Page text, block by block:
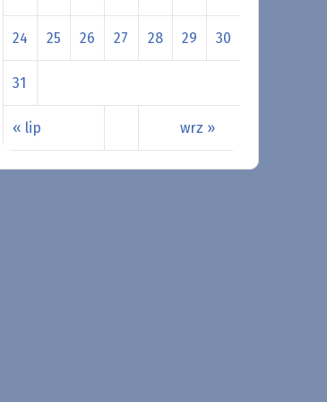
« lip wrz »
24 25 26 27 28 29 30
31